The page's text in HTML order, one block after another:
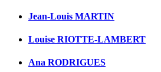
Jean-Louis MARTIN
Louise RIOTTE-LAMBERT
Ana RODRIGUES